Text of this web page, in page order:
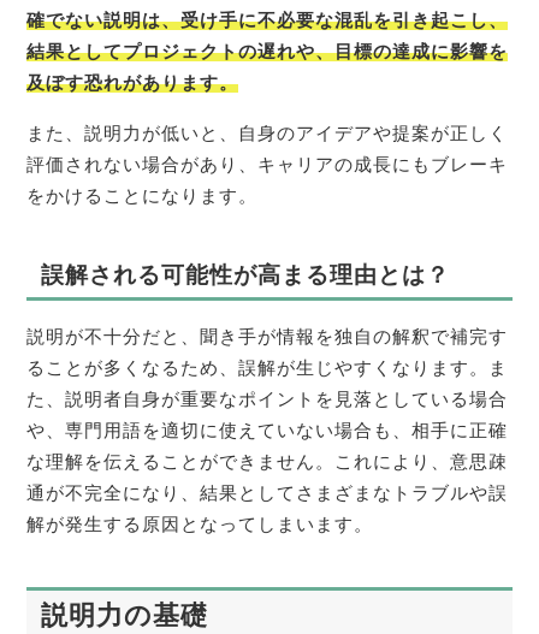
確でない説明は、受け手に不必要な混乱を引き起こし、
結果としてプロジェクトの遅れや、目標の達成に影響を
及ぼす恐れがあります。
また、説明力が低いと、自身のアイデアや提案が正しく
評価されない場合があり、キャリアの成長にもブレーキ
をかけることになります。
誤解される可能性が高まる理由とは？
説明が不十分だと、聞き手が情報を独自の解釈で補完す
ることが多くなるため、誤解が生じやすくなります。ま
た、説明者自身が重要なポイントを見落としている場合
や、専門用語を適切に使えていない場合も、相手に正確
な理解を伝えることができません。これにより、意思疎
通が不完全になり、結果としてさまざまなトラブルや誤
解が発生する原因となってしまいます。
説明力の基礎